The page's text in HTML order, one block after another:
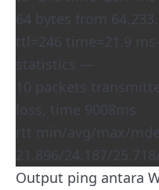
64 bytes from
ttl=246 time=21.9
statistics —
10 packets
loss, time 9008ms
rtt min/avg/max/
21.896/24.187/
Output ping antara